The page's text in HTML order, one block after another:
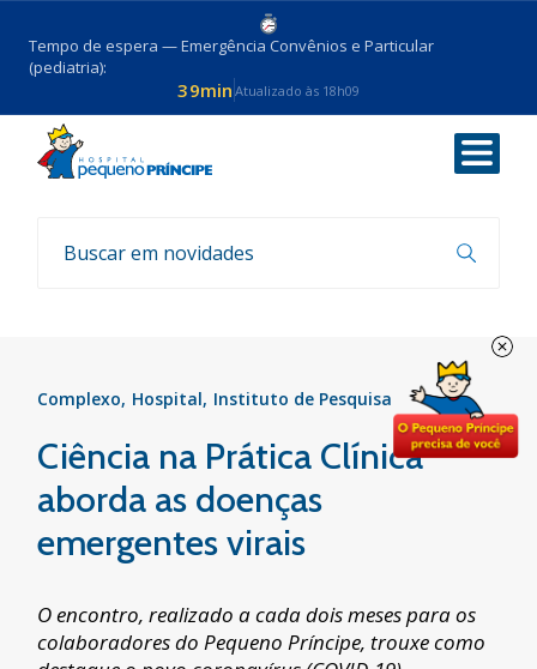
Tempo de espera — Emergência Convênios e Particular
(pediatria):
39min Atualizado às 18h09
Voltar
Notícias
Complexo Hospital Instituto de Pesquisa
Ciência na Prática Clínica
aborda as doenças
emergentes virais
O encontro, realizado a cada dois meses para os
colaboradores do Pequeno Príncipe, trouxe como